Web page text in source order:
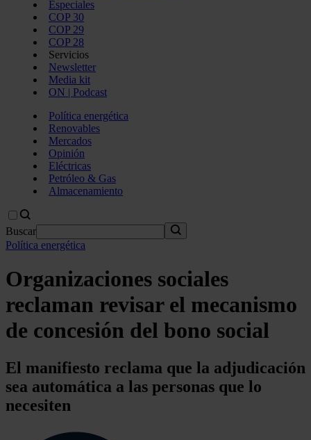
Especiales
COP 30
COP 29
COP 28
Servicios
Newsletter
Media kit
ON | Podcast
Política energética
Renovables
Mercados
Opinión
Eléctricas
Petróleo & Gas
Almacenamiento
Buscar
Política energética
Organizaciones sociales
reclaman revisar el mecanismo
de concesión del bono social
El manifiesto reclama que la adjudicación
sea automática a las personas que lo
necesiten